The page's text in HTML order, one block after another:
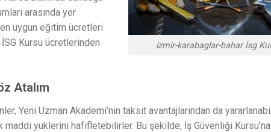
izmir-karabaglar-bahar İsg
arasında yer
en uygun eğitim ücretleri
Kursu ücretlerinden
Atalım
Yeni Uzman Akademi’nin taksit avantajlarından da
yüklerini hafifletebilirler. Bu şekilde, İş Güvenliği